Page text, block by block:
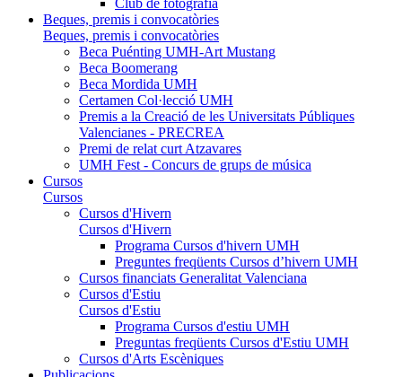
Beques, premis i convocatòries
Beques, premis i convocatòries
Beca Puénting UMH-Art Mustang
Beca Boomerang
Beca Mordida UMH
Certamen Col·lecció UMH
Premis a la Creació de les Universitats Públiques
Valencianes - PRECREA
Premi de relat curt Atzavares
UMH Fest - Concurs de grups de música
Cursos
Cursos
Cursos d'Hivern
Cursos d'Hivern
Programa Cursos d'hivern UMH
Preguntes freqüents Cursos d’hivern UMH
Cursos financiats Generalitat Valenciana
Cursos d'Estiu
Cursos d'Estiu
Programa Cursos d'estiu UMH
Preguntas freqüents Cursos d'Estiu UMH
Cursos d'Arts Escèniques